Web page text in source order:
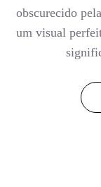
obscurecido
um visual